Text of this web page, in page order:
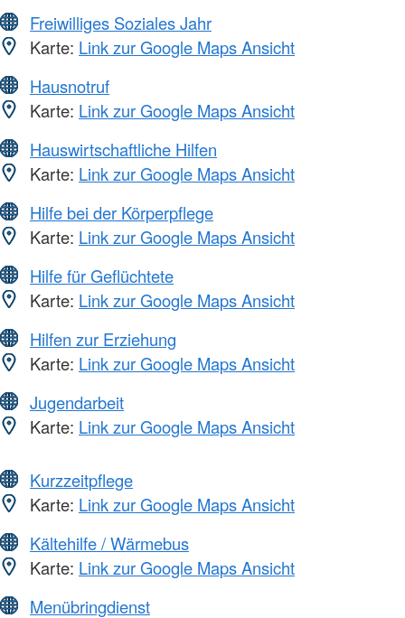
Freiwilliges Soziales Jahr
Karte: Link zur Google Maps Ansicht
Hausnotruf
Karte: Link zur Google Maps Ansicht
Hauswirtschaftliche Hilfen
Karte: Link zur Google Maps Ansicht
Hilfe bei der Körperpflege
Karte: Link zur Google Maps Ansicht
Hilfe für Geflüchtete
Karte: Link zur Google Maps Ansicht
Hilfen zur Erziehung
Karte: Link zur Google Maps Ansicht
Jugendarbeit
Karte: Link zur Google Maps Ansicht
Kurzzeitpflege
Karte: Link zur Google Maps Ansicht
Kältehilfe / Wärmebus
Karte: Link zur Google Maps Ansicht
Menübringdienst